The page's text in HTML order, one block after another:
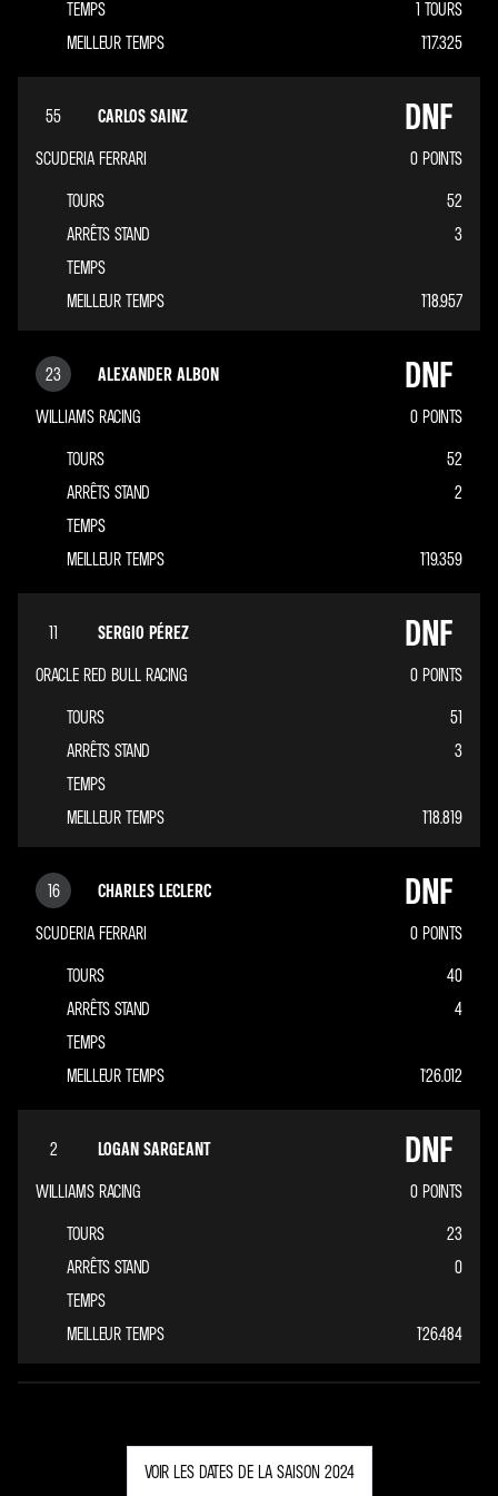
1 TOURS
1'17.325
TEMPS
MEILLEUR TEMPS
DNF
55
CARLOS SAINZ
SCUDERIA FERRARI
52
3
1'18.957
0 POINTS
TOURS
ARRÊTS STAND
TEMPS
MEILLEUR TEMPS
DNF
23
ALEXANDER ALBON
WILLIAMS RACING
52
2
1'19.359
0 POINTS
TOURS
ARRÊTS STAND
TEMPS
MEILLEUR TEMPS
DNF
11
SERGIO PÉREZ
ORACLE RED BULL RACING
51
3
1'18.819
0 POINTS
TOURS
ARRÊTS STAND
TEMPS
MEILLEUR TEMPS
DNF
16
CHARLES LECLERC
SCUDERIA FERRARI
40
4
1'26.012
0 POINTS
TOURS
ARRÊTS STAND
TEMPS
MEILLEUR TEMPS
DNF
2
LOGAN SARGEANT
WILLIAMS RACING
23
0
1'26.484
0 POINTS
TOURS
ARRÊTS STAND
TEMPS
MEILLEUR TEMPS
VOIR LES DATES DE LA SAISON 2024